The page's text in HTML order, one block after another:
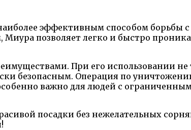
эффективным способом борьбы
позволяет легко и быстро
При его использовании не
безопасным. Операция по
важно для людей с
посадки без нежелательных